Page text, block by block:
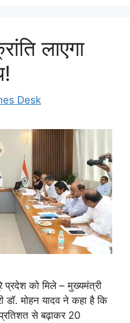
लाएगा
Desk
प्रदेश को मिले – मुख्यमंत्री
डॉ. मोहन यादव ने कहा है कि
से बढ़ाकर 20